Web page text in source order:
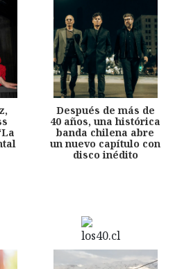
Después de más de
40 años, una histórica
banda chilena abre
un nuevo capítulo con
disco inédito